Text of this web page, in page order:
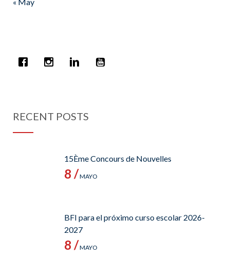
RECENT POSTS
15Ème Concours de Nouvelles
8 /MAYO
BFI para el próximo curso escolar 2026-
2027
8 /MAYO